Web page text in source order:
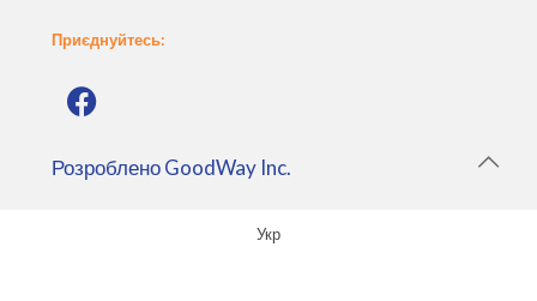
Приєднуйтесь:
РозробленоGoodWay Inc.
Укр